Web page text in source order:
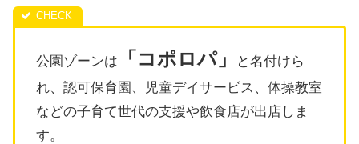
公園ゾーンは 「コポロパ」
と名付けら
れ、認可保育園、児童デイサービス、体操教室
などの子育て世代の支援や飲食店が出店しま
す。